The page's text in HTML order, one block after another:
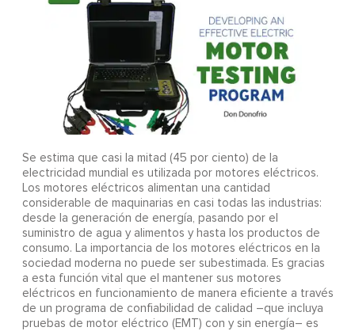
Se estima que casi la mitad (45 por ciento) de la
electricidad mundial es utilizada por motores eléctricos.
Los motores eléctricos alimentan una cantidad
considerable de maquinarias en casi todas las industrias:
desde la generación de energía, pasando por el
suministro de agua y alimentos y hasta los productos de
consumo. La importancia de los motores eléctricos en la
sociedad moderna no puede ser subestimada. Es gracias
a esta función vital que el mantener sus motores
eléctricos en funcionamiento de manera eficiente a través
de un programa de confiabilidad de calidad –que incluya
pruebas de motor eléctrico (EMT) con y sin energía– es